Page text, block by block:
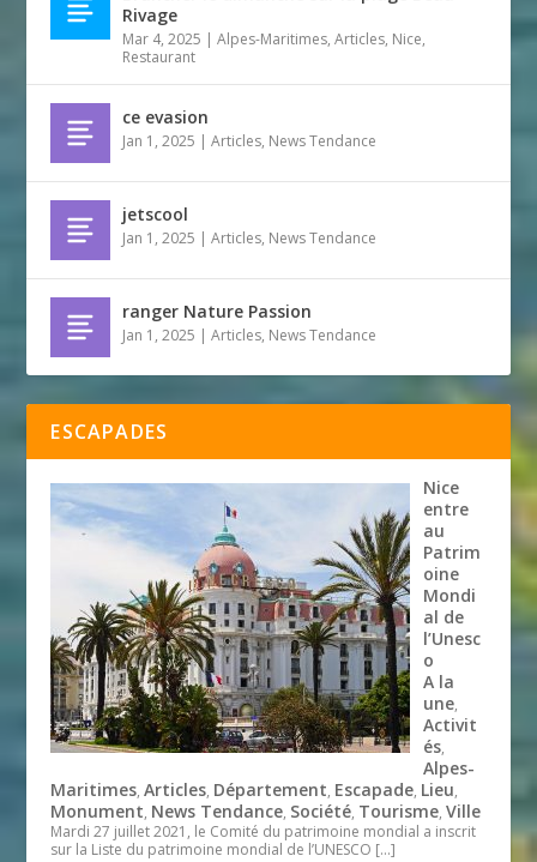
Rivage
Mar 4, 2025 |Alpes-Maritimes,Articles, Nice,
Restaurant
ce evasion
Jan 1, 2025 |Articles, News Tendance
jetscool
Jan 1, 2025 |Articles, News Tendance
ranger Nature Passion
Jan 1, 2025 |Articles, News Tendance
ESCAPADES
Nice
entre
au
Patrim
oine
Mondi
al de
l’Unesc
o
A la
une,
Activit
és,
Alpes-
Maritimes,Articles, Département, Escapade, Lieu,
Monument, News Tendance, Société, Tourisme,Ville
Mardi 27 juillet 2021, le Comité du patrimoine mondial a inscrit
sur la Liste du patrimoine mondial de l’UNESCO […]